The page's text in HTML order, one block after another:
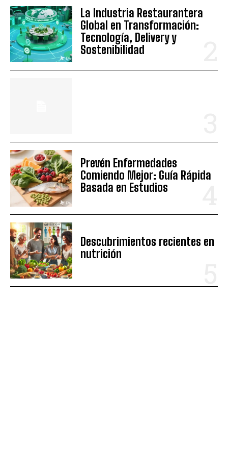
La Industria Restaurantera
Global en Transformación:
Tecnología, Delivery y
Sostenibilidad
Prevén Enfermedades
Comiendo Mejor: Guía Rápida
Basada en Estudios
Descubrimientos recientes en
nutrición